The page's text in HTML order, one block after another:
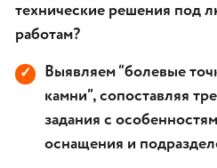
технические решения под
работам?
✓
Выявляем “болевые
камни”, сопоставляя
задания с
оснащения и